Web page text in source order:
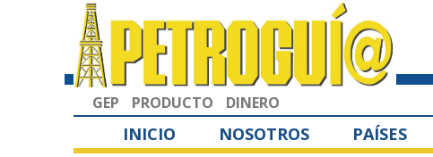
GEP PRODUCTO DINERO
INICIO NOSOTROS PAÍSES